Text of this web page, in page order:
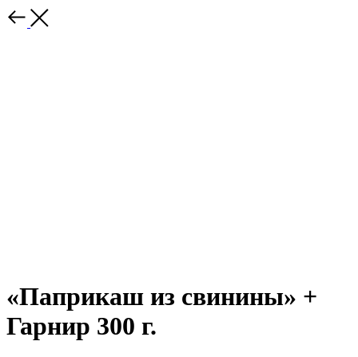
«Паприкаш из свинины» +
Гарнир 300 г.